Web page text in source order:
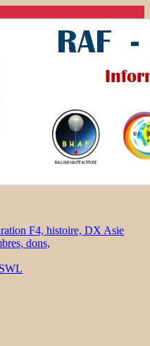
F4, histoire, DX Asie
dons,